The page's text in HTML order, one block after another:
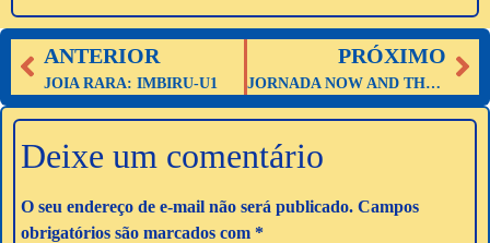
ANTERIOR
JOIA RARA: IMBIRU-U1
PRÓXIMO
JORNADA NOW AND THEM
Deixe um comentário
O seu endereço de e-mail não será publicado. Campos
obrigatórios são marcados com *